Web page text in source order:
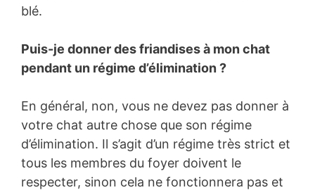
blé.
Puis-je donner des friandises à mon chat
pendant un régime d’élimination ?
En général, non, vous ne devez pas donner à
votre chat autre chose que son régime
d’élimination. Il s’agit d’un régime très strict et
tous les membres du foyer doivent le
respecter, sinon cela ne fonctionnera pas et